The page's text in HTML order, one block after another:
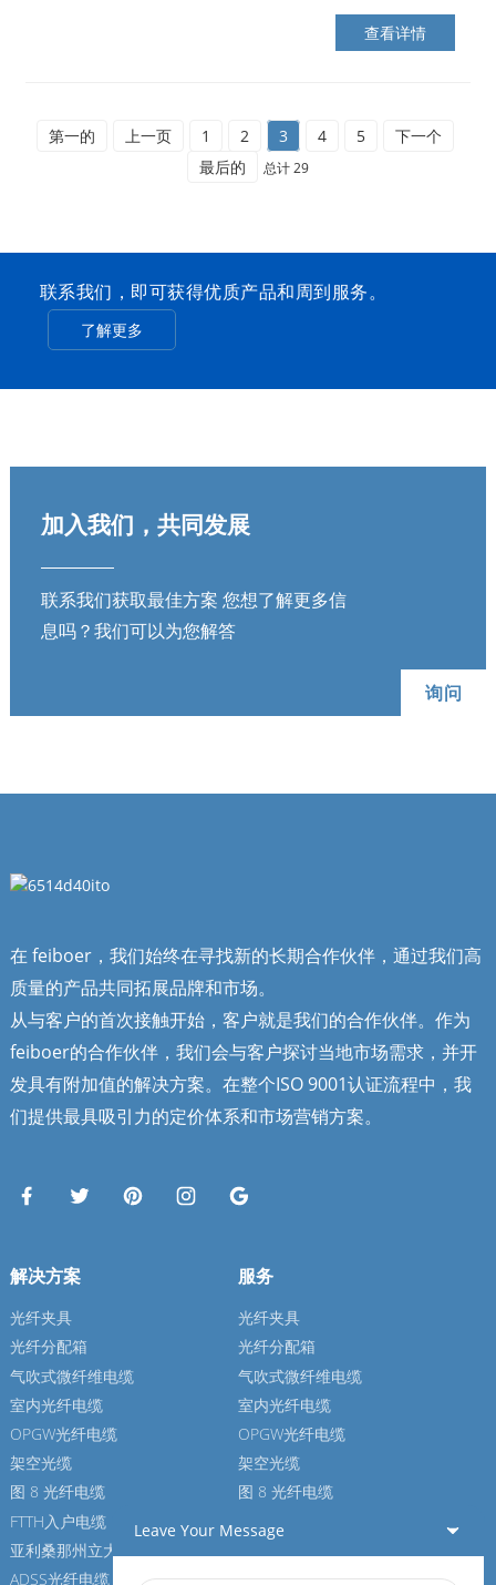
查看详情
第一的 上一页 1 2 3 4 5
下一个
最后的
总计 29
联系我们，即可获得优质产品和周到服务。
了解更多
加入我们，共同发展
联系我们获取最佳方案 您想了解更多信
息吗？我们可以为您解答
询问
在 feiboer，我们始终在寻找新的长期合作伙伴，通过我们高
质量的产品共同拓展品牌和市场。
从与客户的首次接触开始，客户就是我们的合作伙伴。作为
feiboer的合作伙伴，我们会与客户探讨当地市场需求，并开
发具有附加值的解决方案。在整个ISO 9001认证流程中，我
们提供最具吸引力的定价体系和市场营销方案。
解决方案
光纤夹具
光纤分配箱
气吹式微纤维电缆
室内光纤电缆
OPGW光纤电缆
架空光缆
图 8 光纤电缆
FTTH入户电缆
亚利桑那州立大学光纤电缆
ADSS光纤电缆
服务
光纤夹具
光纤分配箱
气吹式微纤维电缆
室内光纤电缆
OPGW光纤电缆
架空光缆
图 8 光纤电缆
ADSS光纤电缆
Leave Your Message